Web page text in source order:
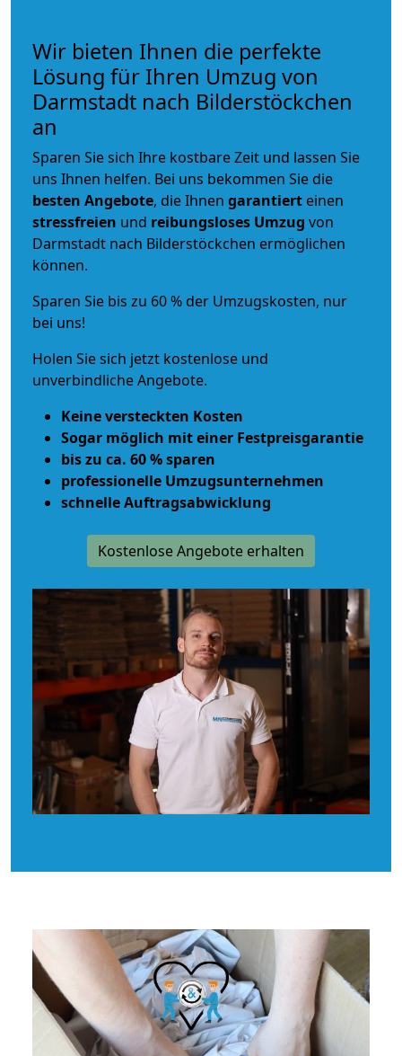
Wir bieten Ihnen die perfekte
Lösung für Ihren Umzug von
Darmstadt nach Bilderstöckchen
an
Sparen Sie sich Ihre kostbare Zeit und lassen Sie
uns Ihnen helfen. Bei uns bekommen Sie die
besten Angebote, die Ihnen garantiert einen
stressfreien und reibungsloses Umzug von
Darmstadt nach Bilderstöckchen ermöglichen
können.
Sparen Sie bis zu 60 % der Umzugskosten, nur
bei uns!
Holen Sie sich jetzt kostenlose und
unverbindliche Angebote.
Keine versteckten Kosten
Sogar möglich mit einer Festpreisgarantie
bis zu ca. 60 % sparen
professionelle Umzugsunternehmen
schnelle Auftragsabwicklung
Kostenlose Angebote erhalten